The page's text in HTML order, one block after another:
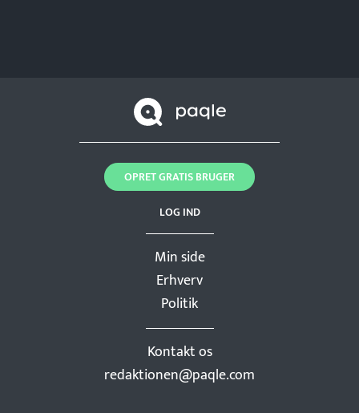
Min side
Erhverv
Politik
Kontakt os
redaktionen@paqle.com
LOG IND
OPRET GRATIS BRUGER